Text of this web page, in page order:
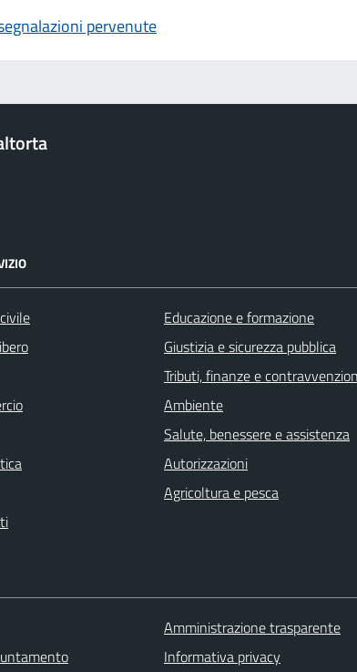
pervenute
Educazione e formazione
Giustizia e sicurezza pubblica
Tributi, finanze e
Ambiente
Salute, benessere e assistenza
Autorizzazioni
Agricoltura e pesca
Amministrazione trasparente
Informativa privacy